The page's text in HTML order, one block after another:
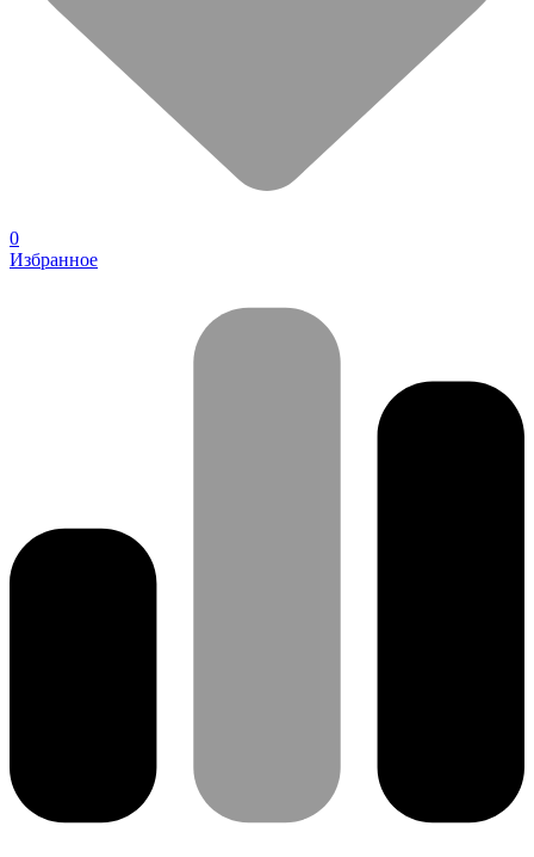
0
Избранное